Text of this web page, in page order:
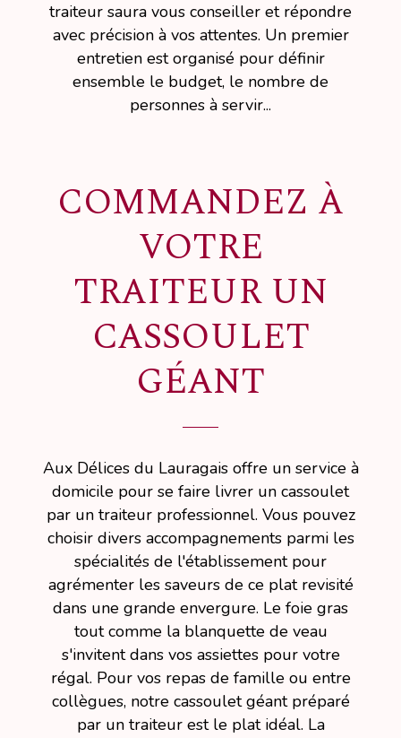
traiteur saura vous conseiller et répondre
avec précision à vos attentes. Un premier
entretien est organisé pour définir
ensemble le budget, le nombre de
personnes à servir...
COMMANDEZ À
VOTRE
TRAITEUR UN
CASSOULET
GÉANT
Aux Délices du Lauragais offre un service à
domicile pour se faire livrer un cassoulet
par un traiteur professionnel. Vous pouvez
choisir divers accompagnements parmi les
spécialités de l'établissement pour
agrémenter les saveurs de ce plat revisité
dans une grande envergure. Le foie gras
tout comme la blanquette de veau
s'invitent dans vos assiettes pour votre
régal. Pour vos repas de famille ou entre
collègues, notre cassoulet géant préparé
par un traiteur est le plat idéal. La